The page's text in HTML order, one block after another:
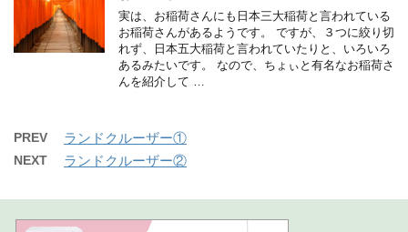
実は、お稲荷さんにも日本三大稲荷と言われている
お稲荷さんがあるようです。 ですが、３つに絞り切
れず、日本五大稲荷と言われていたりと、いろいろ
あるみたいです。 なので、ちょぃと有名なお稲荷さ
んを紹介して …
PREV ランドクルーザー①
NEXT ランドクルーザー②